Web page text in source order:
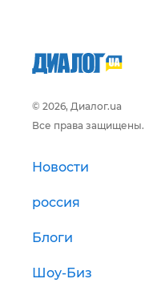
© 2026, Диалог.ua
Все права защищены.
Новости
россия
Блоги
Шоу-Биз